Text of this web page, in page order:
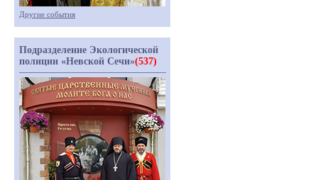
Другие события
Подразделение Экологической
полиции «Невской Сечи»(537)